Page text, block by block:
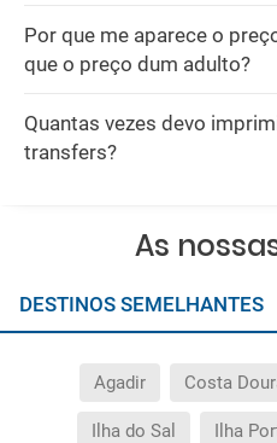
Por que me aparece o
que o preço dum adulto?
Quantas vezes devo
transfers?
As
DESTINOS SEMELHANTES
Agadir Costa
Ilha do Sal Ilha